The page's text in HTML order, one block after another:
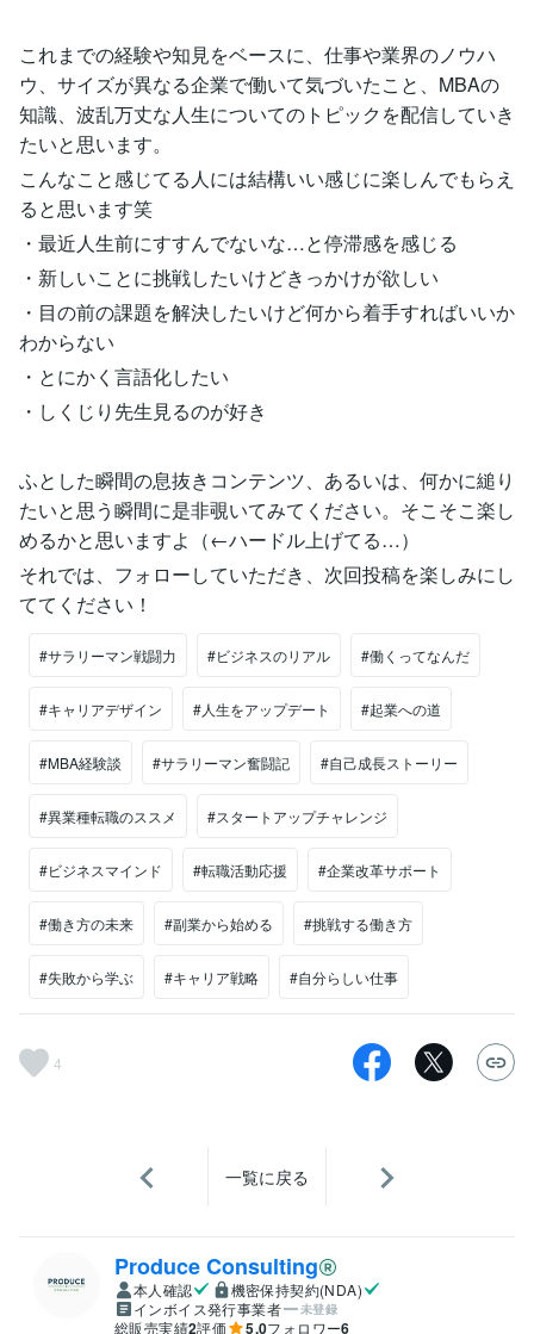
これまでの経験や知見をベースに、仕事や業界のノウハ
ウ、サイズが異なる企業で働いて気づいたこと、MBAの
知識、波乱万丈な人生についてのトピックを配信していき
たいと思います。
こんなこと感じてる人には結構いい感じに楽しんでもらえ
ると思います笑
・最近人生前にすすんでないな…と停滞感を感じる
・新しいことに挑戦したいけどきっかけが欲しい
・目の前の課題を解決したいけど何から着手すればいいか
わからない
・とにかく言語化したい
・しくじり先生見るのが好き
ふとした瞬間の息抜きコンテンツ、あるいは、何かに縋り
たいと思う瞬間に是非覗いてみてください。そこそこ楽し
めるかと思いますよ（←ハードル上げてる…）
それでは、フォローしていただき、次回投稿を楽しみにし
ててください！
#サラリーマン戦闘力 #ビジネスのリアル #働くってなんだ
#キャリアデザイン #人生をアップデート #起業への道
#MBA経験談 #サラリーマン奮闘記 #自己成長ストーリー
#異業種転職のススメ #スタートアップチャレンジ
#ビジネスマインド #転職活動応援 #企業改革サポート
#働き方の未来 #副業から始める #挑戦する働き方
#失敗から学ぶ #キャリア戦略 #自分らしい仕事
4
一覧に戻る
Produce Consulting
本人確認
機密保持契約(NDA)
インボイス発行事業者
未登録
総販売実績2評価 5.0フォロワー6